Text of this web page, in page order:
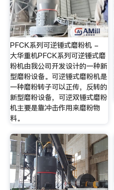
PFCK系列可逆锤式磨粉机 -
大华重机PFCK系列可逆锤式磨
粉机由我公司开发设计的一种新
型磨粉设备。可逆锤式磨粉机是
一种磨粉转子可以正传，反转的
新型磨粉设备，可逆双锤式磨粉
机主要是靠冲击作用来磨粉物
料。